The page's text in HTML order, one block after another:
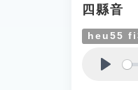
四縣音
heu55